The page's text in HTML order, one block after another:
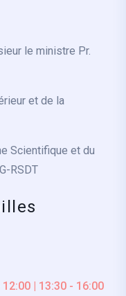
le ministre Pr.
et de la
Scientifique et du
RSDT
12:00 | 13:30 - 16:00